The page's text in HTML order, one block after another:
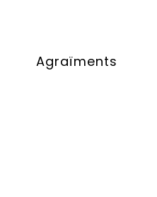
Agraïments